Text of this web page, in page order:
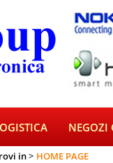
NEGOZI
in HOME PAGE